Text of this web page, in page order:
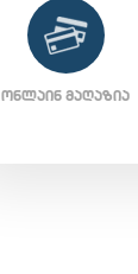
ᲝᲜᲚᲐᲘᲜ ᲛᲐᲦᲐᲖᲘᲐ